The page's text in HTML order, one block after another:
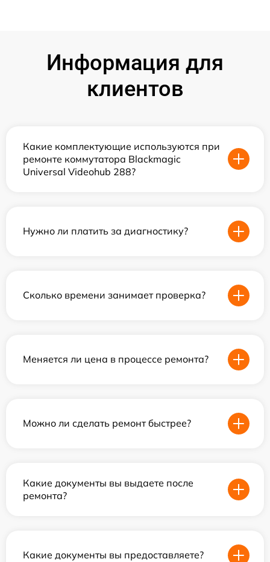
Информация для
клиентов
Какие комплектующие используются при
ремонте коммутатора Blackmagic
Universal Videohub 288?
Нужно ли платить за диагностику?
Сколько времени занимает проверка?
Меняется ли цена в процессе ремонта?
Можно ли сделать ремонт быстрее?
Какие документы вы выдаете после
ремонта?
Какие документы вы предоставляете?